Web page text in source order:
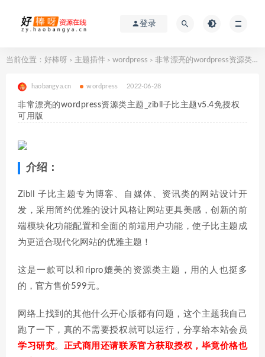
登录
当前位置： 好棒呀 > 主题插件 > wordpress > 非常漂亮的wordpress资源类主题_zibll子比主题v5.4免授权可用版
haobangya.cn wordpress 2022-06-28
非常漂亮的wordpress资源类主题_zibll子比主题v5.4免授权
可用版
介绍：
Zibll 子比主题专为博客、自媒体、资讯类的网站设计开
发，采用简约优雅的设计风格让网站更具美感，创新的前
端模块化功能配置和全面的前端用户功能，使子比主题成
为更适合现代化网站的优雅主题！
这是一款可以和ripro媲美的资源类主题，用的人也挺多
的，官方售价599元。
网络上找到的其他什么开心版都有问题，这个主题我自己
跑了一下，真的不需要授权就可以运行，分享给本站会员
学习研究。 正式商用还请联系官方获取授权，毕竟价格也